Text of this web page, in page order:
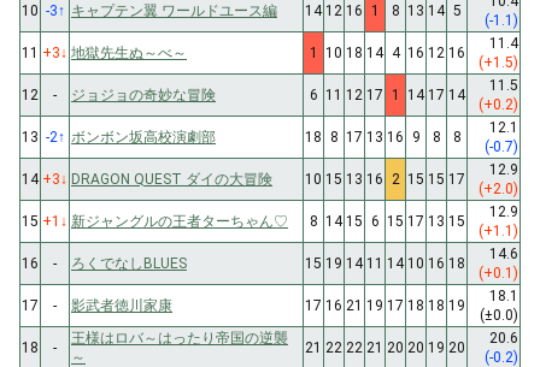
10 -3↑ キャプテン翼 ワールドユース編 14 12 16 1 8 13 14 5
(-1.1)
11 +3↓ 地獄先生ぬ～べ～ 1 10 18 14 4 16 12 16
11.4
(+1.5)
12
- ジョジョの奇妙な冒険 6 11 12 17 1 14 17 14
11.5
(+0.2)
13 -2↑ ボンボン坂高校演劇部 18 8 17 13 16 9 8 8
12.1
(-0.7)
14 +3↓ DRAGON QUEST ダイの大冒険 10 15 13 16 2 15 15 17
12.9
(+2.0)
15 +1 ↓ 新ジャングルの王者ターちゃん♡ 8 14 15 6 15 17 13 15
12.9
(+1.1)
16
- ろくでなしBLUES 15 19 14 11 14 10 16 18
14.6
(+0.1)
17
- 影武者徳川家康 17 16 21 19 17 18 18 19
18.1
(±0.0)
18
-
王様はロバ～はったり帝国の逆襲
～
21 22 22 21 20 20 19 20
20.6
(-0.2)